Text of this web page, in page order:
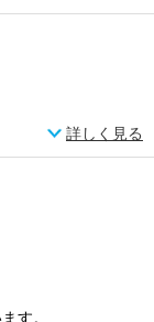
詳しく見る
す。